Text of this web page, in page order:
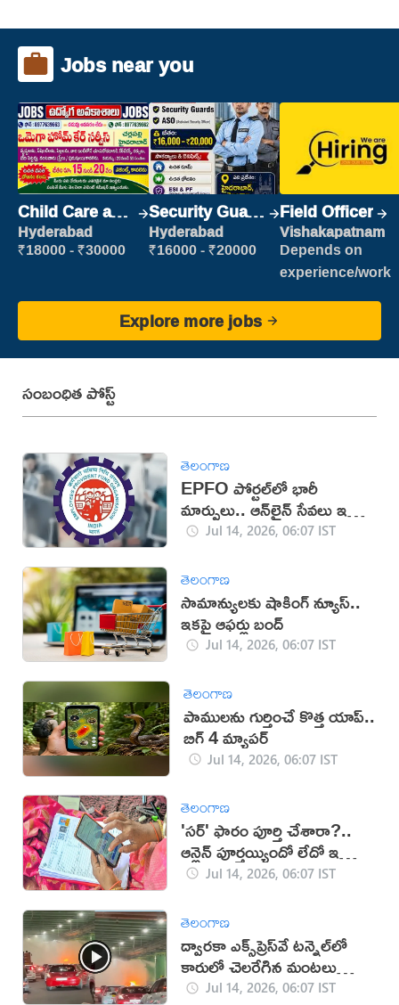
Jobs near you
Child Care and
Patient care
Hyderabad
₹18000 - ₹30000
Security Guard
(Security)
Hyderabad
₹16000 - ₹20000
Field Officer
Vishakapatnam
Depends on
experience/work
Explore more jobs
సంబంధిత పోస్ట్
తెలంగాణ
EPFO పోర్టల్‌లో భారీ
మార్పులు.. ఆన్‌లైన్ సేవలు ఇక
మరింత సులువు!
Jul 14, 2026, 06:07 IST
తెలంగాణ
సామాన్యులకు షాకింగ్ న్యూస్..
ఇకపై ఆఫర్లు బంద్
Jul 14, 2026, 06:07 IST
తెలంగాణ
పాములను గుర్తించే కొత్త యాప్..
బిగ్ 4 మ్యాపర్
Jul 14, 2026, 06:07 IST
తెలంగాణ
'సర్' ఫారం పూర్తి చేశారా?..
ఆన్లైన్ పూర్తయ్యిందో లేదో ఇలా
తెలుసుకోండి!
Jul 14, 2026, 06:07 IST
తెలంగాణ
ద్వారకా ఎక్స్‌ప్రెస్‌వే టన్నెల్‌లో
కారులో చెలరేగిన మంటలు
(వీడియో)
Jul 14, 2026, 06:07 IST